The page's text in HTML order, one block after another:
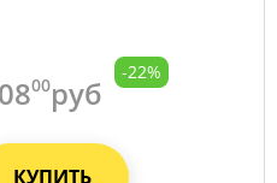
00руб
-22%
КУПИТЬ